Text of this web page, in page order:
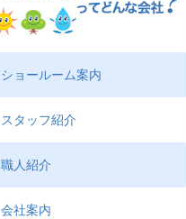
ショールーム案内
スタッフ紹介
職人紹介
会社案内